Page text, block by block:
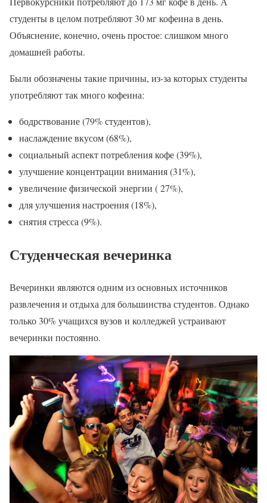
студенты в целом потребляют 30 мг кофеина в день.
Объяснение, конечно, очень простое: слишком много
домашней работы.
Были обозначены такие причины, из-за которых студенты
употребляют так много кофеина:
бодрствование (79% студентов),
наслаждение вкусом (68%),
социальный аспект потребления кофе (39%),
улучшение концентрации внимания (31%),
увеличение физической энергии ( 27%),
для улучшения настроения (18%),
снятия стресса (9%).
Студенческая вечеринка
Вечеринки являются одним из основных источников
развлечения и отдыха для большинства студентов. Однако
только 30% учащихся вузов и колледжей устраивают
вечеринки постоянно.